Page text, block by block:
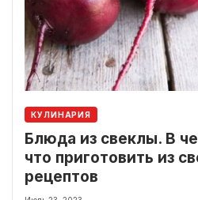
КУЛИНАРИЯ
Блюда из свеклы. В
что приготовить из
рецептов